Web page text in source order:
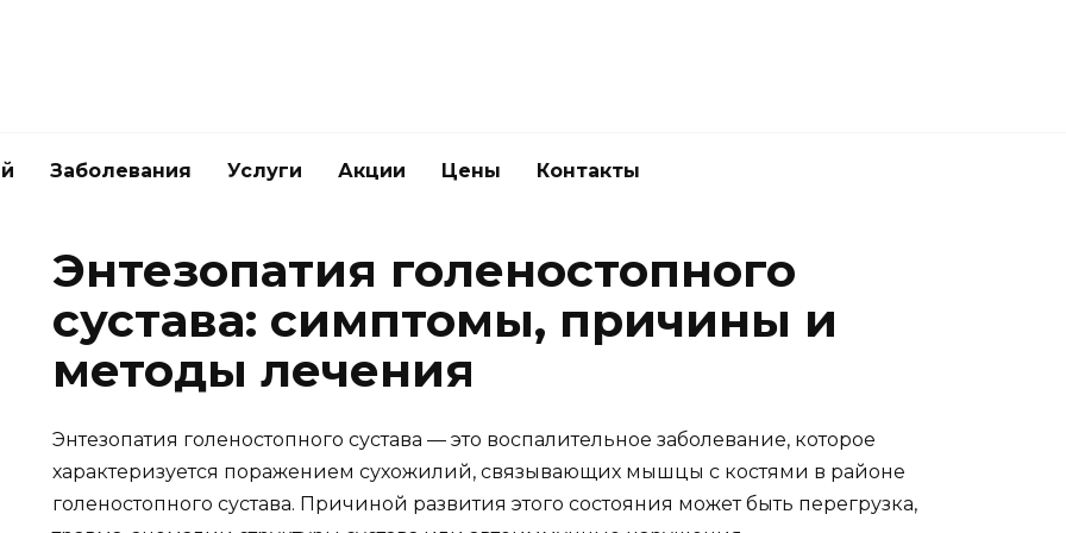
Заболевания Услуги Акции Цены Контакты
Энтезопатия голеностопного
сустава: симптомы, причины и
методы лечения
Энтезопатия голеностопного сустава — это воспалительное заболевание, которое
характеризуется поражением сухожилий, связывающих мышцы с костями в районе
голеностопного сустава. Причиной развития этого состояния может быть перегрузка,